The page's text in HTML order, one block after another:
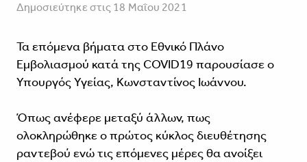
Δημοσιεύτηκε στις 18 Μαΐου 2021
Τα επόμενα βήματα στο Εθνικό Πλάνο
Εμβολιασμού κατά της COVID19 παρουσίασε ο
Υπουργός Υγείας, Κωνσταντίνος Ιωάννου.
Όπως ανέφερε μεταξύ άλλων, πως
ολοκληρώθηκε ο πρώτος κύκλος διευθέτησης
ραντεβού ενώ τις επόμενες μέρες θα ανοίξει